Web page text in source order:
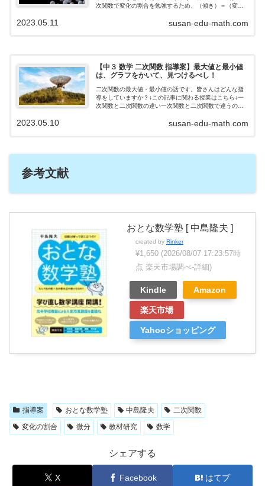
次関数で変化の割合を勉強するため、（傾き）＝（変化
ことも多いと思います。本当は、中3の...susan-edu-math.com
2023.05.11
【中３ 数学 二次関数 指導案】最大値と最小値
は、グラフをかいて、見つけるべし！
二次関数の最大値・最小値の話です。皆さんはどんな指
導をしていますか？↓この記事に関わる授業はこちら↓一
次関数と二次関数の違い一次関数と二次関数で違うの
があるということです。子どもは無意識に、...
susan-edu-math.com
2023.05.10
参考文献
おとな数学塾 [ 中島隆夫 ]
created by Rinker
¥1,650 (2026/08/07 17:23:57時
点 楽天市場調べ-詳細)
Kindle Amazon
楽天市場
Yahooショッピング
指導案 おとな数学塾 中島隆夫
二次関数
変化の割合
微分 教材研究 数学
シェアする
X Facebook はてブ